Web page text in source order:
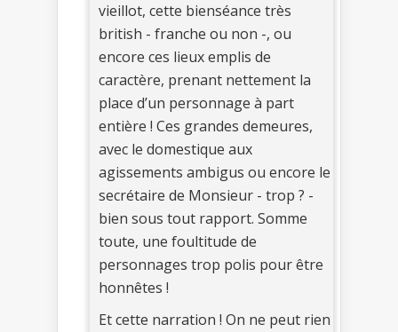
vieillot, cette bienséance très
british - franche ou non -, ou
encore ces lieux emplis de
caractère, prenant nettement la
place d’un personnage à part
entière ! Ces grandes demeures,
avec le domestique aux
agissements ambigus ou encore le
secrétaire de Monsieur - trop ? -
bien sous tout rapport. Somme
toute, une foultitude de
personnages trop polis pour être
honnêtes !
Et cette narration ! On ne peut rien